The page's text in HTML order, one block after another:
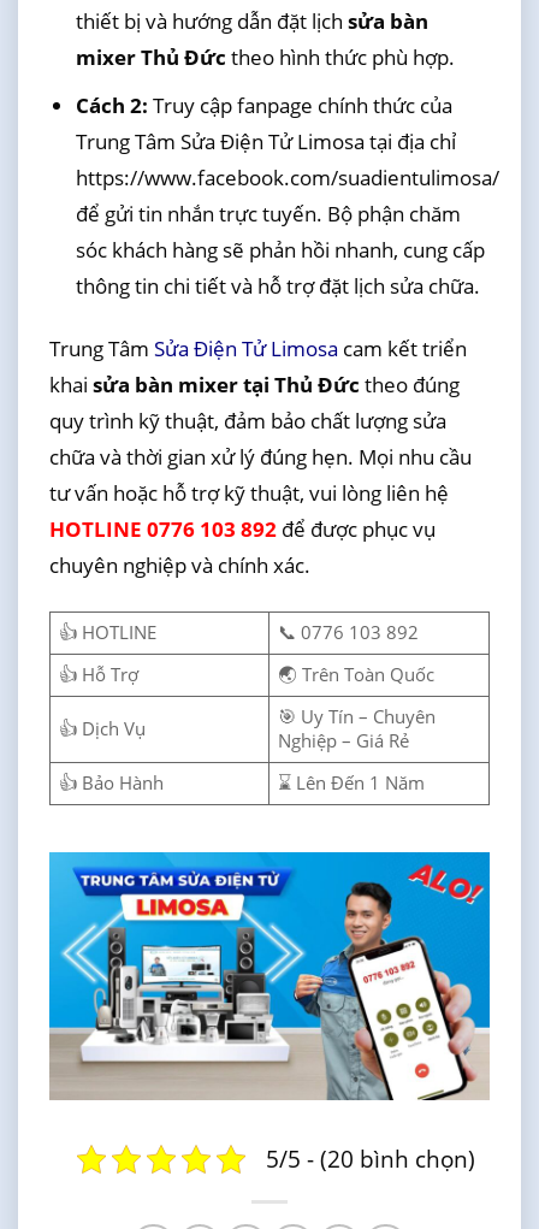
thiết bị và hướng dẫn đặt lịch sửa bàn
mixer Thủ Đức theo hình thức phù hợp.
Cách 2: Truy cập fanpage chính thức của
Trung Tâm Sửa Điện Tử Limosa tại địa chỉ
https://www.facebook.com/suadientulimosa/
để gửi tin nhắn trực tuyến. Bộ phận chăm
sóc khách hàng sẽ phản hồi nhanh, cung cấp
thông tin chi tiết và hỗ trợ đặt lịch sửa chữa.
Trung Tâm Sửa Điện Tử Limosa cam kết triển
khai sửa bàn mixer tại Thủ Đức theo đúng
quy trình kỹ thuật, đảm bảo chất lượng sửa
chữa và thời gian xử lý đúng hẹn. Mọi nhu cầu
tư vấn hoặc hỗ trợ kỹ thuật, vui lòng liên hệ
HOTLINE 0776 103 892để được phục vụ
chuyên nghiệp và chính xác.
👍 HOTLINE
📞 0776 103 892
👍 Hỗ Trợ
🌏 Trên Toàn Quốc
👍 Dịch Vụ
🎯 Uy Tín – Chuyên
Nghiệp – Giá Rẻ
👍 Bảo Hành
⌛ Lên Đến 1 Năm
5/5 - (20 bình chọn)